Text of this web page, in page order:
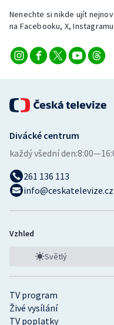
Vodní slalom
Nenechte si nikde ujít
na Facebooku, X,
TV program
Živé vysílání
TV poplatky
Divácké centrum
každý všední den:
261 136 113
info@ceskatelevize.cz
Vzhled
Světlý